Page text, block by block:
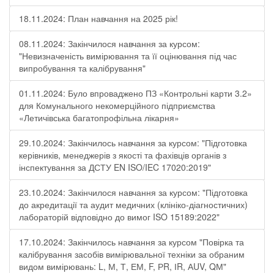
18.11.2024: План навчання на 2025 рік!
08.11.2024: Закінчилося навчання за курсом:
"Невизначеність вимірювання та її оцінювання під час
випробування та калібрування"
01.11.2024: Було впроваджено ПЗ «Контрольні карти 3.2»
для Комунального некомерційного підприємства
«Летичівська багатопрофільна лікарня»
29.10.2024: Закінчилось навчання за курсом: "Підготовка
керівників, менеджерів з якості та фахівців органів з
інспектування за ДСТУ EN ISO/IEC 17020:2019"
23.10.2024: Закінчилося навчання за курсом: "Підготовка
до акредитації та аудит медичних (клініко-діагностичних)
лабораторій відповідно до вимог ISO 15189:2022"
17.10.2024: Закінчилось навчання за курсом "Повірка та
калібрування засобів вимірювальної техніки за обраним
видом вимірювань: L, М, Т, ЕМ, F, РR, ІR, АUV, QМ"